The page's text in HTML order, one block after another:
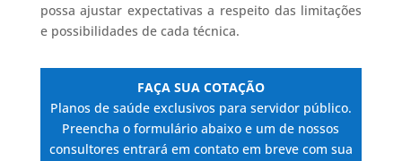
possa ajustar expectativas a respeito das limitações
e possibilidades de cada técnica.
FAÇA SUA COTAÇÃO
Planos de saúde exclusivos para servidor público.
Preencha o formulário abaixo e um de nossos
consultores entrará em contato em breve com sua